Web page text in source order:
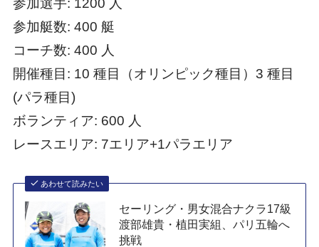
参加選手: 1200 人
参加艇数: 400 艇
コーチ数: 400 人
開催種目: 10 種目（オリンピック種目）3 種目
(パラ種目)
ボランティア: 600 人
レースエリア: 7エリア+1パラエリア
あわせて読みたい
セーリング・男女混合ナクラ17級
渡部雄貴・植田実組、パリ五輪へ
挑戦